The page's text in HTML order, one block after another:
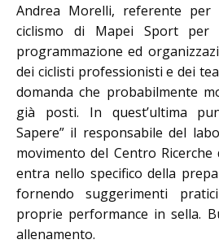
Andrea Morelli, referente
ciclismo di Mapei Sport per
programmazione ed
dei ciclisti professionisti e dei
domanda che probabilmente
già posti. In quest’ultima
Sapere” il responsabile del
movimento del Centro Ricerche
entra nello specifico della
fornendo suggerimenti
proprie performance in sella.
allenamento.